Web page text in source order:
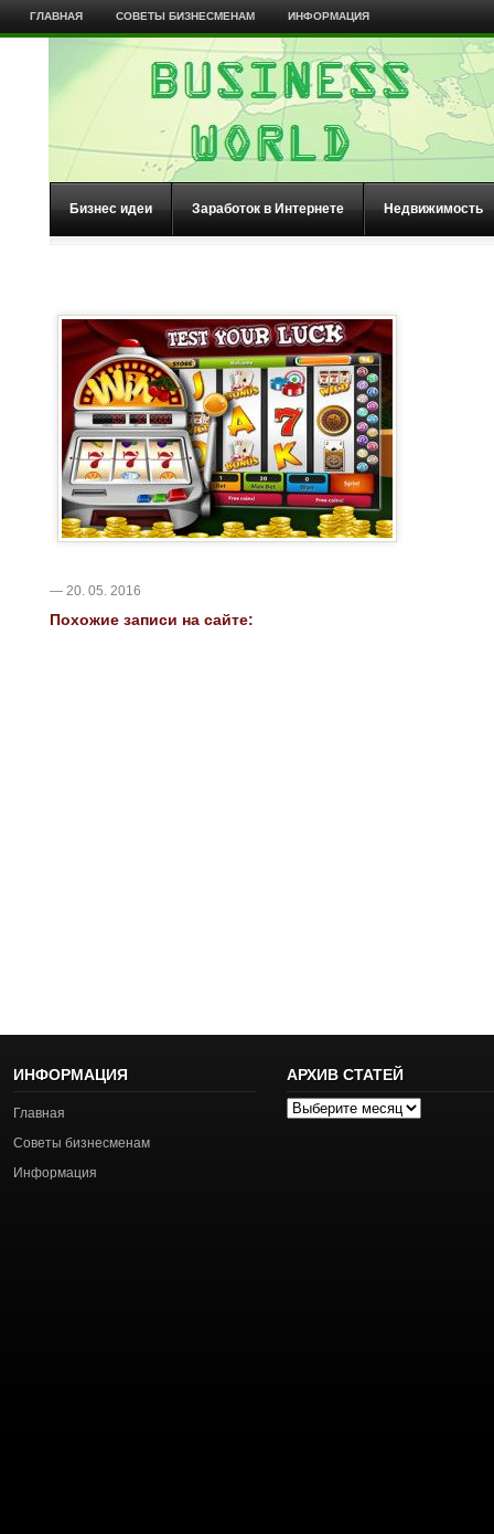
ГЛАВНАЯ СОВЕТЫ БИЗНЕСМЕНАМ ИНФОРМАЦИЯ
Бизнес идеи Заработок в Интернете Недвижимость
— 20. 05. 2016
Похожие записи на сайте:
ИНФОРМАЦИЯ
Главная
Советы бизнесменам
Информация
АРХИВ СТАТЕЙ
Архив